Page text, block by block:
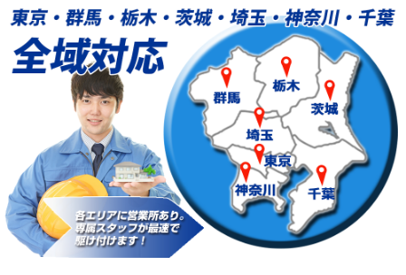
給水管工事※（塩ビ管（VP・HI）使
用/3ｍまで)
33,000円
給水管工事※（塩ビ管（VP・HI）使
用（追加）/3ｍ超え)
+8,800円
給水管工事※（ライニング鋼管・銅
管・ポリ管・HT管使用/3ｍまで)
44,000円
給水管工事※（ライニング鋼管・銅
管・ポリ管・HT管使用/3ｍ超え)
+8,800円
マス交換（土の掘削・埋め戻し作業） 11,000円~